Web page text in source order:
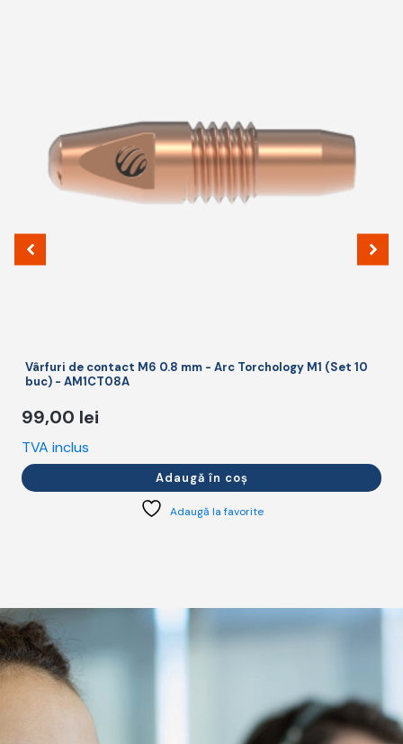
Vârfuri de contact M6 0.8 mm - Arc Torchology M1 (Set 10
buc) - AM1CT08A
99,00 lei
TVA inclus
Adaugă în coș
Adaugă la favorite